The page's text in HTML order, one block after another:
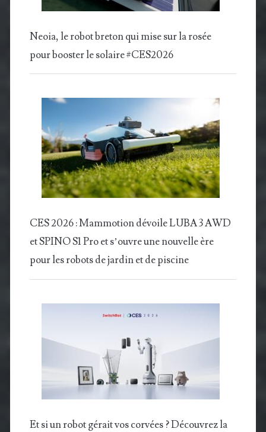
Neoia, le robot breton qui mise sur la rosée
pour booster le solaire #CES2026
CES 2026 : Mammotion dévoile LUBA 3 AWD
et SPINO S1 Pro et s’ouvre une nouvelle ère
pour les robots de jardin et de piscine
Et si un robot gérait vos corvées ? Découvrez la